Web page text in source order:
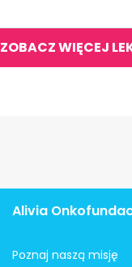
ZOBACZ WIĘCEJ
Alivia
Poznaj naszą misję